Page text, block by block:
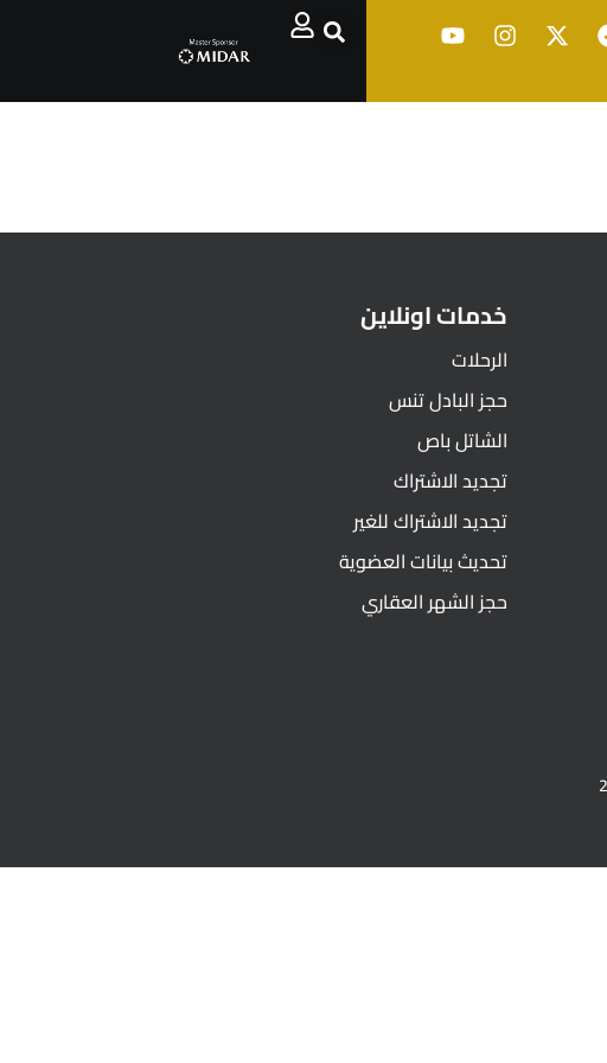
خدمات اونلاين
الرحلات
حجز البادل تنس
الشاتل باص
تجديد الاشتراك
تجديد الاشتراك للغير
تحديث بيانات العضوية
حجز الشهر العقاري